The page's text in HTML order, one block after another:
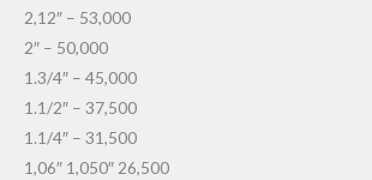
2,12″ – 53,000
2″ – 50,000
1.3/4″ – 45,000
1.1/2″ – 37,500
1.1/4″ – 31,500
1,06″ 1,050″ 26,500